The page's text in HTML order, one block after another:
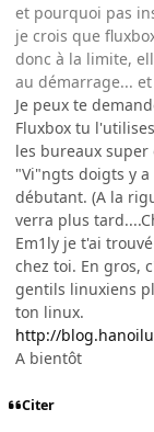
et pourquoi pas
je crois que
donc à la limite,
au démarrage...
Je peux te
Fluxbox tu
les bureaux
"Vi"ngts doigts y
débutant. (A la
verra plus
Em1ly je t'ai
chez toi. En gros,
gentils linuxiens
ton linux.
http://
A bientôt
Citer